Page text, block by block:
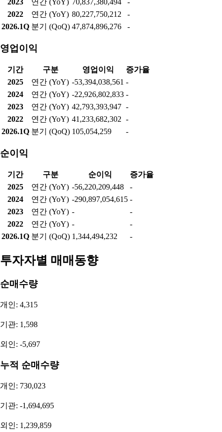
2023 연간 (YoY) 70,837,380,494
-
2022
연간 (YoY) 80,227,750,212
-
2026.1Q 분기 (QoQ) 47,874,896,276 -
영업이익
기간 구분 영업이익
증가율
2025
연간 (YoY) -53,394,038,561 -
2024
연간 (YoY) -22,926,802,833 -
2023
연간 (YoY) 42,793,393,947 -
2022
연간 (YoY) 41,233,682,302 -
2026.1Q 분기 (QoQ) 105,054,259 -
순이익
기간 구분 순이익
증가율
2025
연간 (YoY) -56,220,209,448
-
2024
연간 (YoY) -290,897,054,615 -
2023
연간 (YoY) -
-
2022
연간 (YoY) -
-
2026.1Q 분기 (QoQ) 1,344,494,232 -
투자자별 매매동향
순매수량
개인: 4,315
기관: 1,598
외인: -5,697
누적 순매수량
개인: 730,023
기관: -1,694,695
외인: 1,239,859